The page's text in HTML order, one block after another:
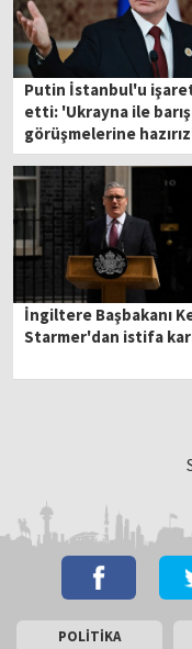
Putin İstanbul'u
etti: 'Ukrayna ile barış
görüşmelerine
İngiltere Başbakanı
Starmer'dan istifa
POLİTİKA